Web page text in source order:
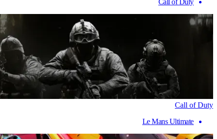
Call of Duty
Call of Duty
Le Mans Ultimate